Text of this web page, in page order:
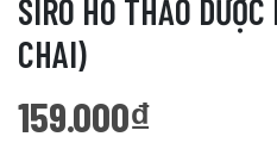
SIRO HO THẢO
CHAI)
159.000₫